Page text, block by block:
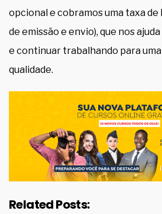
opcional e cobramos uma taxa de
de emissão e envio), que nos
e continuar trabalhando para
qualidade.
Related Posts: